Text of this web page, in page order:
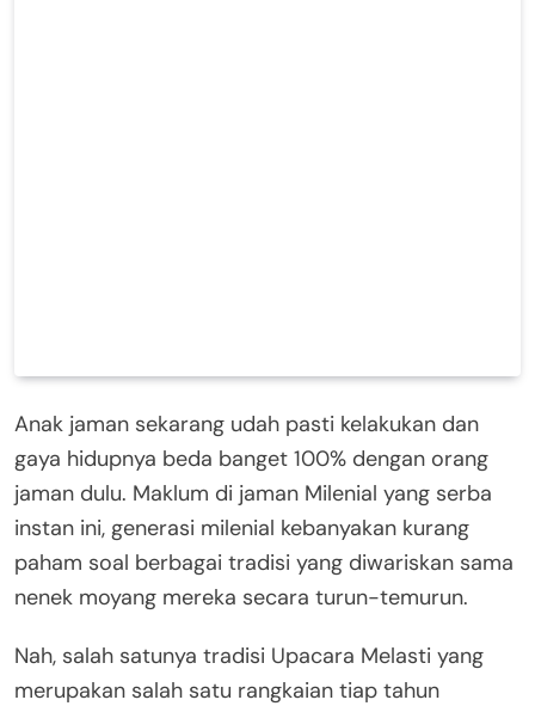
Anak jaman sekarang udah pasti kelakukan dan
gaya hidupnya beda banget 100% dengan orang
jaman dulu. Maklum di jaman Milenial yang serba
instan ini, generasi milenial kebanyakan kurang
paham soal berbagai tradisi yang diwariskan sama
nenek moyang mereka secara turun-temurun.
Nah, salah satunya tradisi Upacara Melasti yang
merupakan salah satu rangkaian tiap tahun